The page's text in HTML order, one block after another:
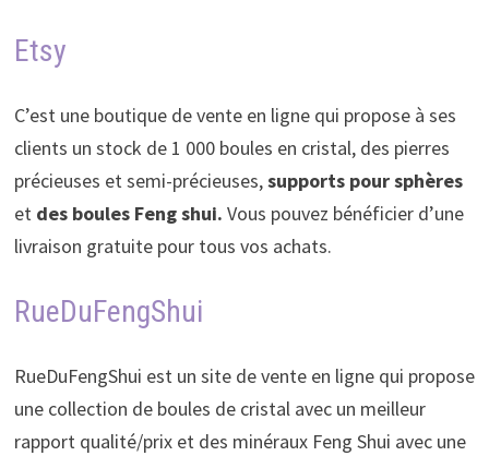
Etsy
C’est une boutique de vente en ligne qui propose à ses
clients un stock de 1 000 boules en cristal, des pierres
précieuses et semi-précieuses,supports pour sphères
etdes boules Feng shui. Vous pouvez bénéficier d’une
livraison gratuite pour tous vos achats.
RueDuFengShui
RueDuFengShui est un site de vente en ligne qui propose
une collection de boules de cristal avec un meilleur
rapport qualité/prix et des minéraux Feng Shui avec une